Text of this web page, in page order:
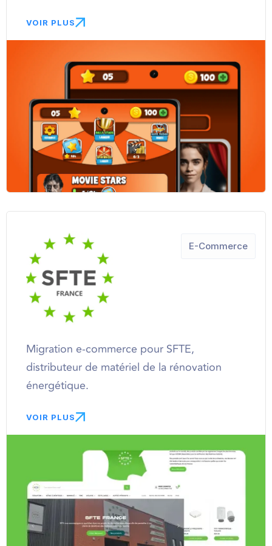
VOIR PLUS
Migration e-commerce pour SFTE,
distributeur de matériel de la rénovation
énergétique.
VOIR PLUS
E-Commerce